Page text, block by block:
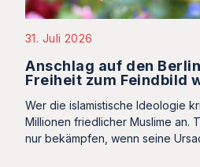
31. Juli 2026
Anschlag auf den
Freiheit zum Feindbild
Wer die islamistische Ideologie
Millionen friedlicher Muslime an.
nur bekämpfen, wenn seine